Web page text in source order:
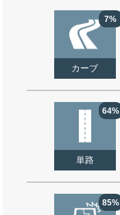
7%
カーブ
64%
単路
85%